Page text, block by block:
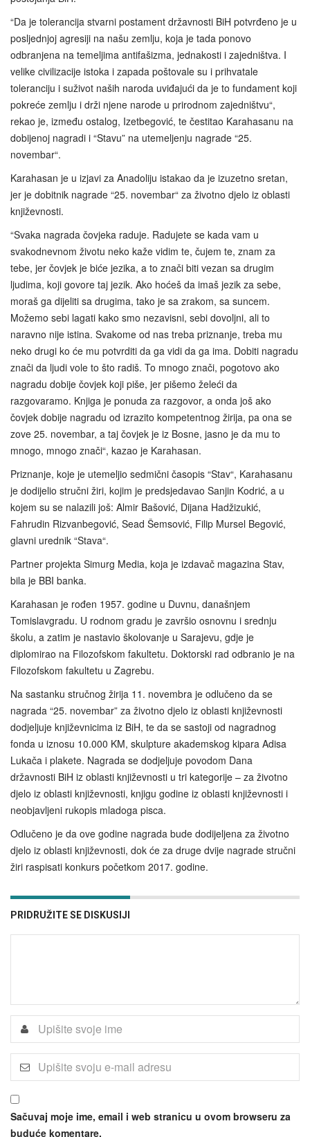
“Da je tolerancija stvarni postament državnosti BiH potvrđeno je u
posljednjoj agresiji na našu zemlju, koja je tada ponovo
odbranjena na temeljima antifašizma, jednakosti i zajedništva. I
velike civilizacije istoka i zapada poštovale su i prihvatale
toleranciju i suživot naših naroda uviđajući da je to fundament koji
pokreće zemlju i drži njene narode u prirodnom zajedništvu“,
rekao je, između ostalog, Izetbegović, te čestitao Karahasanu na
dobijenoj nagradi i “Stavu” na utemeljenju nagrade “25.
novembar“.
Karahasan je u izjavi za Anadoliju istakao da je izuzetno sretan,
jer je dobitnik nagrade “25. novembar“ za životno djelo iz oblasti
književnosti.
“Svaka nagrada čovjeka raduje. Radujete se kada vam u
svakodnevnom životu neko kaže vidim te, čujem te, znam za
tebe, jer čovjek je biće jezika, a to znači biti vezan sa drugim
ljudima, koji govore taj jezik. Ako hoćeš da imaš jezik za sebe,
moraš ga dijeliti sa drugima, tako je sa zrakom, sa suncem.
Možemo sebi lagati kako smo nezavisni, sebi dovoljni, ali to
naravno nije istina. Svakome od nas treba priznanje, treba mu
neko drugi ko će mu potvrditi da ga vidi da ga ima. Dobiti nagradu
znači da ljudi vole to što radiš. To mnogo znači, pogotovo ako
nagradu dobije čovjek koji piše, jer pišemo želeći da
razgovaramo. Knjiga je ponuda za razgovor, a onda još ako
čovjek dobije nagradu od izrazito kompetentnog žirija, pa ona se
zove 25. novembar, a taj čovjek je iz Bosne, jasno je da mu to
mnogo, mnogo znači“, kazao je Karahasan.
Priznanje, koje je utemeljio sedmični časopis “Stav“, Karahasanu
je dodijelio stručni žiri, kojim je predsjedavao Sanjin Kodrić, a u
kojem su se nalazili još: Almir Bašović, Dijana Hadžizukić,
Fahrudin Rizvanbegović, Sead Šemsović, Filip Mursel Begović,
glavni urednik “Stava“.
Partner projekta Simurg Media, koja je izdavač magazina Stav,
bila je BBI banka.
Karahasan je rođen 1957. godine u Duvnu, današnjem
Tomislavgradu. U rodnom gradu je završio osnovnu i srednju
školu, a zatim je nastavio školovanje u Sarajevu, gdje je
diplomirao na Filozofskom fakultetu. Doktorski rad odbranio je na
Filozofskom fakultetu u Zagrebu.
Na sastanku stručnog žirija 11. novembra je odlučeno da se
nagrada “25. novembar” za životno djelo iz oblasti književnosti
dodjeljuje književnicima iz BiH, te da se sastoji od nagradnog
fonda u iznosu 10.000 KM, skulpture akademskog kipara Adisa
Lukača i plakete. Nagrada se dodjeljuje povodom Dana
državnosti BiH iz oblasti književnosti u tri kategorije – za životno
djelo iz oblasti književnosti, knjigu godine iz oblasti književnosti i
neobjavljeni rukopis mladoga pisca.
Odlučeno je da ove godine nagrada bude dodijeljena za životno
djelo iz oblasti književnosti, dok će za druge dvije nagrade stručni
žiri raspisati konkurs početkom 2017. godine.
PRIDRUŽITE SE DISKUSIJI
Sačuvaj moje ime, email i web stranicu u ovom browseru za
buduće komentare.